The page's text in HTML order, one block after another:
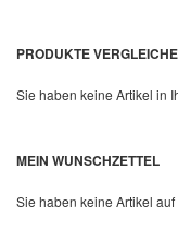
PRODUKTE
Sie haben keine Artikel in
MEIN WUNSCHZETTEL
Sie haben keine Artikel